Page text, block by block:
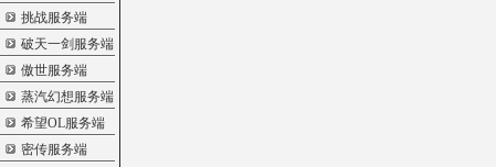
挑战服务端
破天一剑服务端
傲世服务端
蒸汽幻想服务端
希望OL服务端
密传服务端